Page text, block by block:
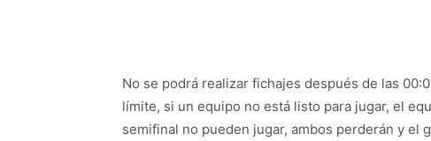
No se podrá realizar fichajes después de las
límite, si un equipo no está listo para jugar, el
semifinal no pueden jugar, ambos perderán y el